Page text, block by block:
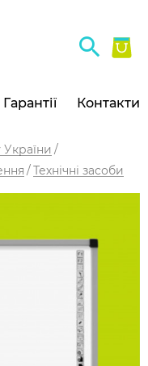
Гарантії Контакти
України
Технічні засоби